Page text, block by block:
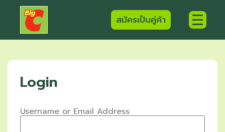
สมัครเป็นคู่ค้า
Login
Username or Email Address